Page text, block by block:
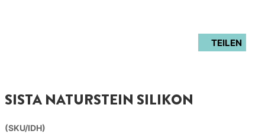
TEILEN
SISTA NATURSTEIN SILIKON
(SKU/IDH)